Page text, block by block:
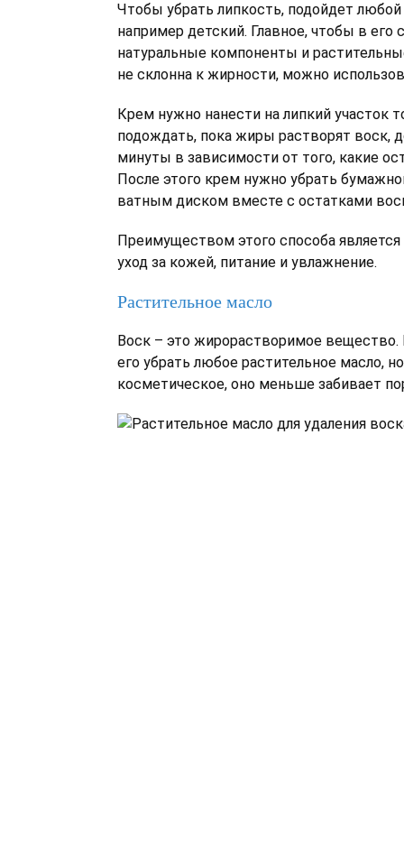
Чтобы убрать липкость, подойдет
например детский. Главное, чтобы в его
натуральные компоненты и
не склонна к жирности, можно
Крем нужно нанести на липкий участок
подождать, пока жиры растворят воск,
минуты в зависимости от того, какие
После этого крем нужно убрать
ватным диском вместе с остатками
Преимуществом этого способа
уход за кожей, питание и увлажнение.
Растительное масло
Воск – это жирорастворимое вещество.
его убрать любое растительное масло,
косметическое, оно меньше забивает